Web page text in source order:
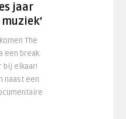
jaar
The
een break
bij elkaar!
naast een